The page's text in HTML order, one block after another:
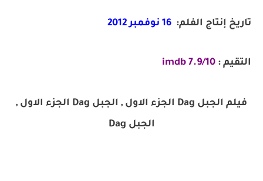
تاريخ إنتاج الفلم: 16 نوفمبر 2012
التقيم : 7.9/10 imdb
فيلم الجبل Dag الجزء الاول , الجبل Dag الجزء الاول ,
الجبل Dag